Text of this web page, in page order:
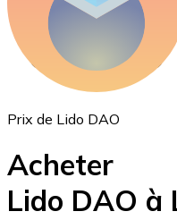
ETH
Prix de Lido DAO
Acheter
Lido DAO à